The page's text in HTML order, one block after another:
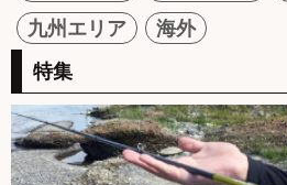
九州エリア
海外
特集